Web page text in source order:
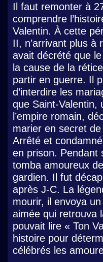
Il faut remonter à
comprendre
Valentin. À cette
II, n’arrivant plus à
avait décrété que
la cause de la
partir en guerre. Il
d’interdire les
que Saint-Valentin,
l’empire romain,
marier en secret
Arrêté et
en prison. Pendant
tomba amoureux
gardien. Il fut
après J-C. La
mourir, il envoya
aimée qui retrouva
pouvait lire « Ton
histoire pour
célébrés les